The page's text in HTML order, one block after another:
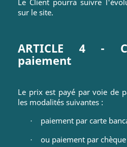
sur le site.
ARTICLE 4 -
paiement
Le prix est payé par voie de
les modalités suivantes :
· paiement par carte
· ou paiement par chèque